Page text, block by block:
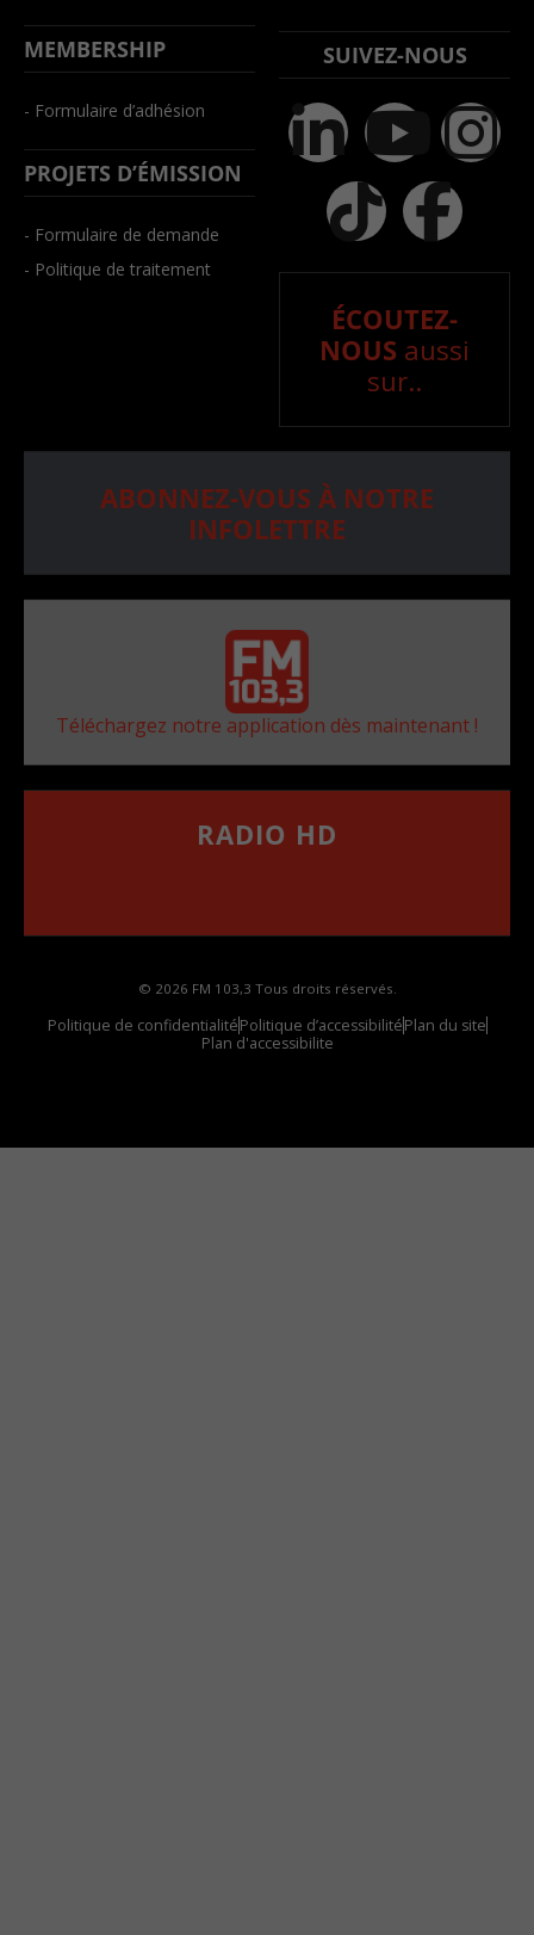
MEMBERSHIP
- Formulaire d’adhésion
PROJETS D’ÉMISSION
- Formulaire de demande
- Politique de traitement
SUIVEZ-NOUS
ÉCOUTEZ-
NOUS aussi
sur..
ABONNEZ-VOUS À NOTRE
INFOLETTRE
Téléchargez notre application dès maintenant !
RADIO HD
© 2026 FM 103,3 Tous droits réservés.
Politique de confidentialitéPolitique d’accessibilitéPlan du site
Plan d'accessibilite